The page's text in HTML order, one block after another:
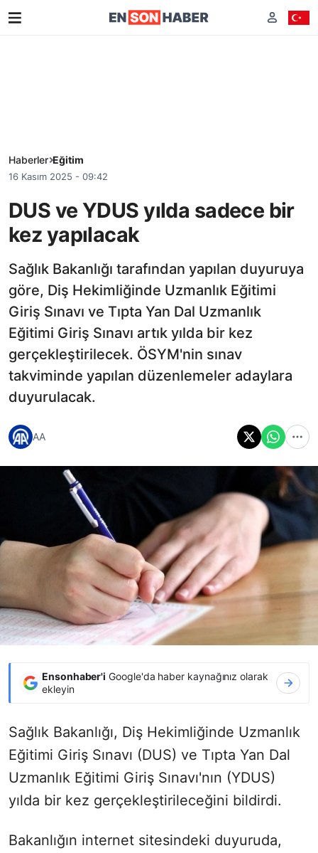
Haberler Eğitim
16 Kasım 2025 - 09:42
DUS ve YDUS yılda sadece bir
kez yapılacak
Sağlık Bakanlığı tarafından yapılan duyuruya
göre, Diş Hekimliğinde Uzmanlık Eğitimi
Giriş Sınavı ve Tıpta Yan Dal Uzmanlık
Eğitimi Giriş Sınavı artık yılda bir kez
gerçekleştirilecek. ÖSYM'nin sınav
takviminde yapılan düzenlemeler adaylara
duyurulacak.
AA
Ensonhaber'i Google'da haber kaynağınız olarak
ekleyin
Sağlık Bakanlığı, Diş Hekimliğinde Uzmanlık
Eğitimi Giriş Sınavı (DUS) ve Tıpta Yan Dal
Uzmanlık Eğitimi Giriş Sınavı'nın (YDUS)
yılda bir kez gerçekleştirileceğini bildirdi.
Bakanlığın internet sitesindeki duyuruda,